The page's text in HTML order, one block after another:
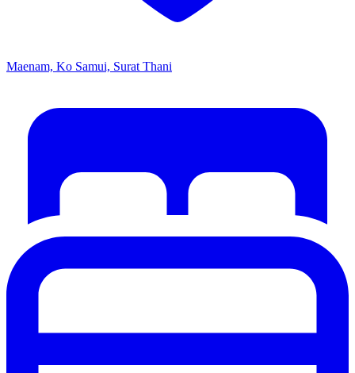
Maenam, Ko Samui, Surat Thani